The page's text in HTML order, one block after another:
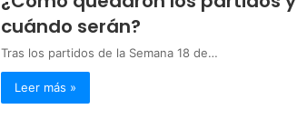
cuándo serán?
Tras los partidos de la Semana 18 de…
Leer más »